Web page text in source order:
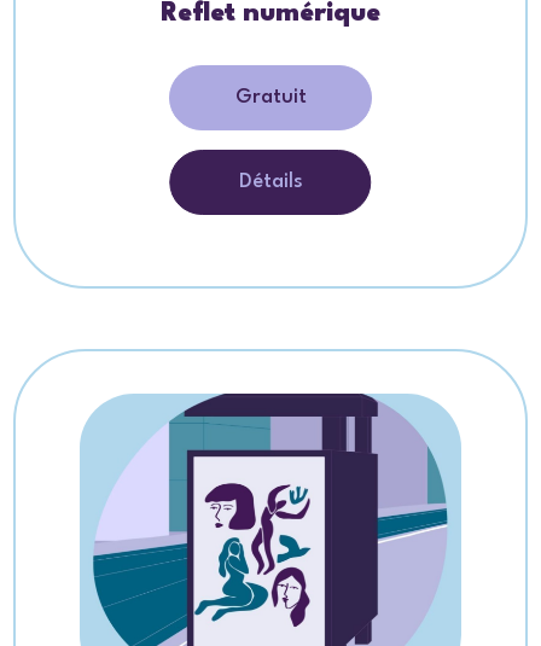
Reflet numérique
Gratuit
Détails